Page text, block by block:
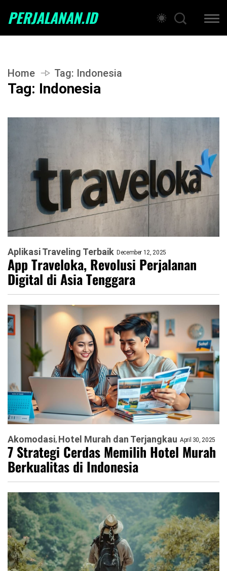
PERJALANAN.ID
Home Tag: Indonesia
Tag: Indonesia
Aplikasi Traveling Terbaik December 12, 2025
App Traveloka, Revolusi Perjalanan
Digital di Asia Tenggara
Akomodasi Hotel Murah dan Terjangkau April 30, 2025
7 Strategi Cerdas Memilih Hotel Murah
Berkualitas di Indonesia